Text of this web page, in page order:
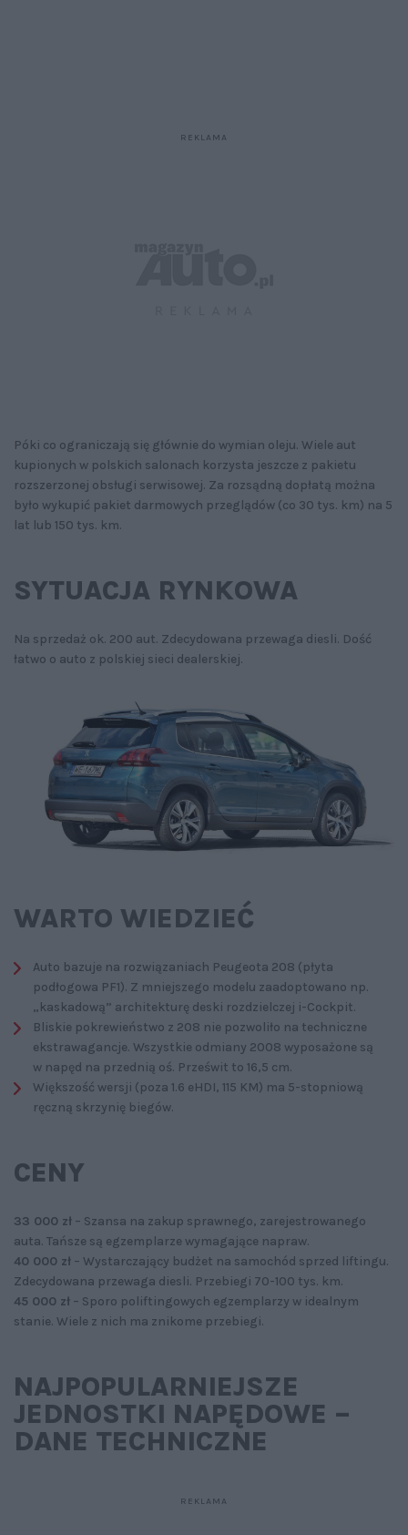
Póki co ograniczają się głównie do wymian oleju. Wiele aut
kupionych w polskich salonach korzysta jeszcze z pakietu
rozszerzonej obsługi serwisowej. Za rozsądną dopłatą można
było wykupić pakiet darmowych przeglądów (co 30 tys. km) na 5
lat lub 150 tys. km.
SYTUACJA RYNKOWA
Na sprzedaż ok. 200 aut. Zdecydowana przewaga diesli. Dość
łatwo o auto z polskiej sieci dealerskiej.
WARTO WIEDZIEĆ
Auto bazuje na rozwiązaniach Peugeota 208 (płyta
podłogowa PF1). Z mniejszego modelu zaadoptowano np.
„kaskadową” architekturę deski rozdzielczej i-Cockpit.
Bliskie pokrewieństwo z 208 nie pozwoliło na techniczne
ekstrawagancje. Wszystkie odmiany 2008 wyposażone są
w napęd na przednią oś. Prześwit to 16,5 cm.
Większość wersji (poza 1.6 eHDI, 115 KM) ma 5-stopniową
ręczną skrzynię biegów.
CENY
33 000 zł – Szansa na zakup sprawnego, zarejestrowanego
auta. Tańsze są egzemplarze wymagające napraw.
40 000 zł – Wystarczający budżet na samochód sprzed liftingu.
Zdecydowana przewaga diesli. Przebiegi 70-100 tys. km.
45 000 zł – Sporo poliftingowych egzemplarzy w idealnym
stanie. Wiele z nich ma znikome przebiegi.
NAJPOPULARNIEJSZE
JEDNOSTKI NAPĘDOWE –
DANE TECHNICZNE